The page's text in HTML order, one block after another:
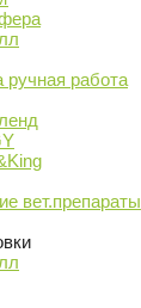
работа
вет.препараты